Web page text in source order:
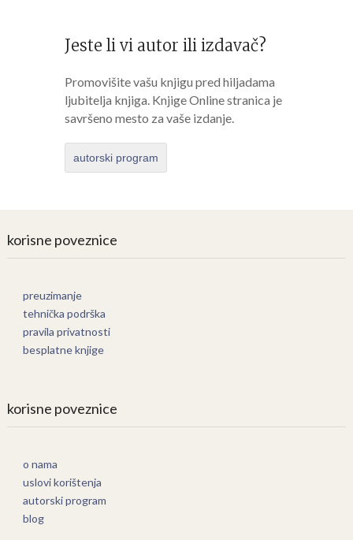
Jeste li vi autor ili izdavač?
Promovišite vašu knjigu pred hiljadama
ljubitelja knjiga. Knjige Online stranica je
savršeno mesto za vaše izdanje.
autorski program
korisne poveznice
preuzimanje
tehnička podrška
pravila privatnosti
besplatne knjige
korisne poveznice
o nama
uslovi korištenja
autorski program
blog